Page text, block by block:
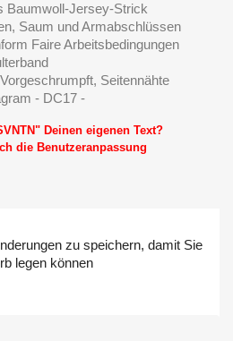
Baumwoll-Jersey-Strick
Saum und Armabschlüssen
Faire Arbeitsbedingungen
Seitennähte
- DC17 -
Deinen eigenen Text?
die Benutzeranpassung
zu speichern, damit Sie
legen können